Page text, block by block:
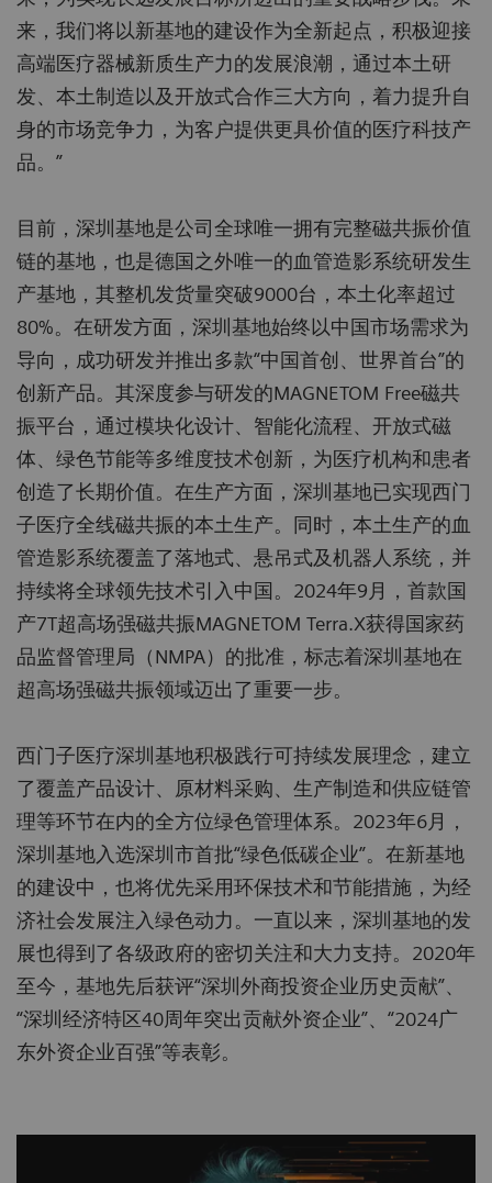
来，我们将以新基地的建设作为全新起点，积极迎接
高端医疗器械新质生产力的发展浪潮，通过本土研
发、本土制造以及开放式合作三大方向，着力提升自
身的市场竞争力，为客户提供更具价值的医疗科技产
品。”
目前，深圳基地是公司全球唯一拥有完整磁共振价值
链的基地，也是德国之外唯一的血管造影系统研发生
产基地，其整机发货量突破9000台，本土化率超过
80%。在研发方面，深圳基地始终以中国市场需求为
导向，成功研发并推出多款“中国首创、世界首台”的
创新产品。其深度参与研发的MAGNETOM Free磁共
振平台，通过模块化设计、智能化流程、开放式磁
体、绿色节能等多维度技术创新，为医疗机构和患者
创造了长期价值。在生产方面，深圳基地已实现西门
子医疗全线磁共振的本土生产。同时，本土生产的血
管造影系统覆盖了落地式、悬吊式及机器人系统，并
持续将全球领先技术引入中国。2024年9月，首款国
产7T超高场强磁共振MAGNETOM Terra.X获得国家药
品监督管理局（NMPA）的批准，标志着深圳基地在
超高场强磁共振领域迈出了重要一步。
西门子医疗深圳基地积极践行可持续发展理念，建立
了覆盖产品设计、原材料采购、生产制造和供应链管
理等环节在内的全方位绿色管理体系。2023年6月，
深圳基地入选深圳市首批“绿色低碳企业”。在新基地
的建设中，也将优先采用环保技术和节能措施，为经
济社会发展注入绿色动力。一直以来，深圳基地的发
展也得到了各级政府的密切关注和大力支持。2020年
至今，基地先后获评“深圳外商投资企业历史贡献”、
“深圳经济特区40周年突出贡献外资企业”、“2024广
东外资企业百强”等表彰。